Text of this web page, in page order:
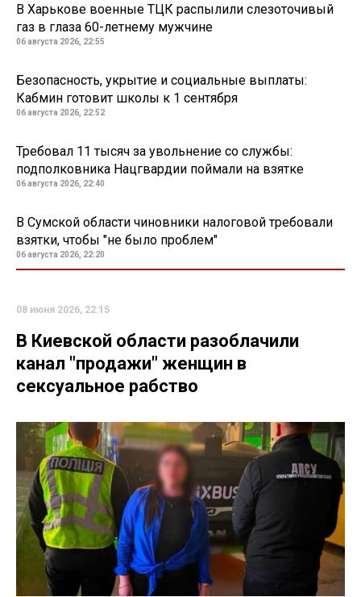
В Харькове военные ТЦК распылили слезоточивый
газ в глаза 60-летнему мужчине
06 августа 2026, 22:55
Безопасность, укрытие и социальные выплаты:
Кабмин готовит школы к 1 сентября
06 августа 2026, 22:52
Требовал 11 тысяч за увольнение со службы:
подполковника Нацгвардии поймали на взятке
06 августа 2026, 22:40
В Сумской области чиновники налоговой требовали
взятки, чтобы "не было проблем"
06 августа 2026, 22:20
08 июня 2026, 22:15
В Киевской области разоблачили
канал "продажи" женщин в
сексуальное рабство